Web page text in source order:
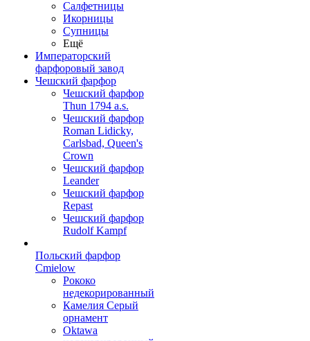
Салфетницы
Икорницы
Супницы
Ещё
Императорский
фарфоровый завод
Чешский фарфор
Чешский фарфор
Thun 1794 a.s.
Чешский фарфор
Roman Lidicky,
Carlsbad, Queen's
Crown
Чешский фарфор
Leander
Чешский фарфор
Repast
Чешский фарфор
Rudolf Kampf
Польский фарфор
Сmielow
Рококо
недекорированный
Камелия Серый
орнамент
Oktawa